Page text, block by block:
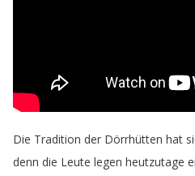
Die Tradition der Dörrhütten hat
denn die Leute legen heutzutage